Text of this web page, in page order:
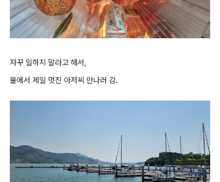
자꾸 일하지 말라고 해서,
물에서 제일 멋진 아저씨 만나러 감.